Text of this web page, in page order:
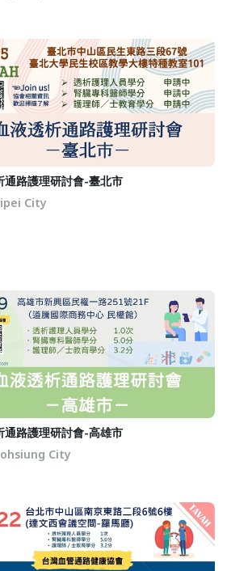
通路護理研討會-臺北市
City
通路護理研討會-高雄市
City